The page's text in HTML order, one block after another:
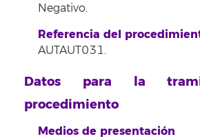
Negativo.
Referencia del
AUTAUT031.
Datos para la
procedimiento
Medios de presentación